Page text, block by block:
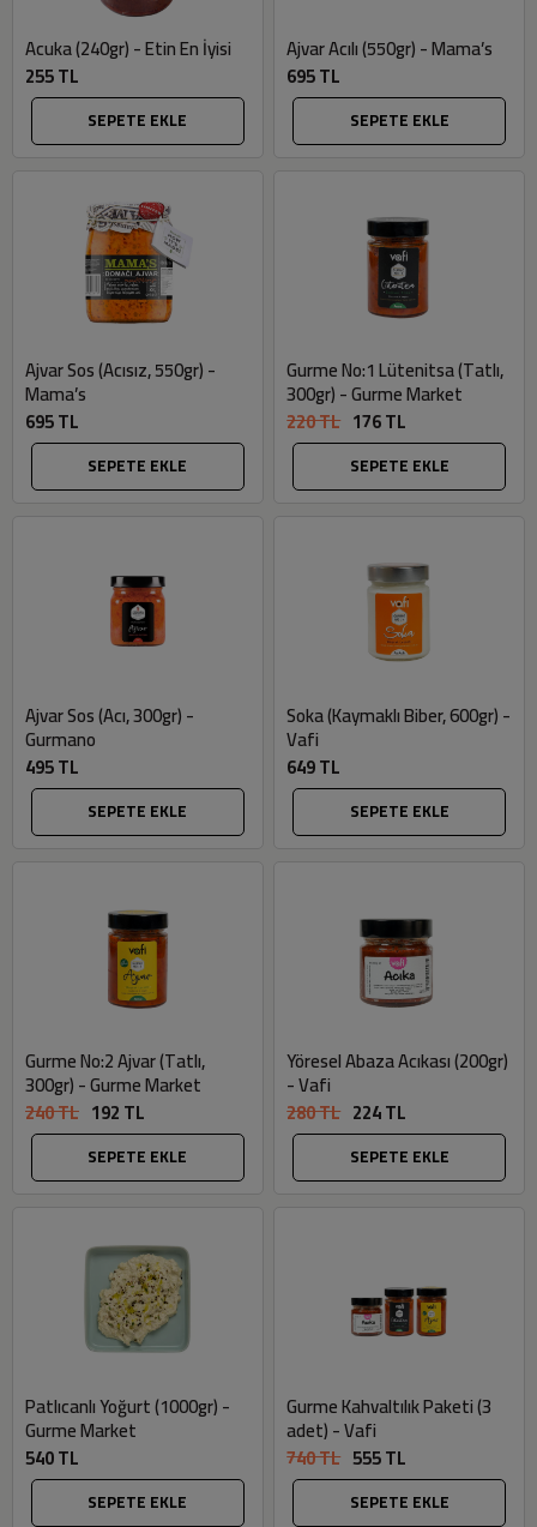
Acuka (240gr) - Etin En İyisi
255 TL
SEPETE EKLE
Ajvar Acılı (550gr) - Mama’s
695 TL
SEPETE EKLE
Ajvar Sos (Acısız, 550gr) -
Mama’s
695 TL
SEPETE EKLE
Gurme No:1 Lütenitsa (Tatlı,
300gr) - Gurme Market
220 TL 176 TL
SEPETE EKLE
Ajvar Sos (Acı, 300gr) -
Gurmano
495 TL
SEPETE EKLE
Soka (Kaymaklı Biber, 600gr) -
Vafi
649 TL
SEPETE EKLE
Gurme No:2 Ajvar (Tatlı,
300gr) - Gurme Market
240 TL 192 TL
SEPETE EKLE
Yöresel Abaza Acıkası (200gr)
- Vafi
280 TL 224 TL
SEPETE EKLE
Patlıcanlı Yoğurt (1000gr) -
Gurme Market
540 TL
SEPETE EKLE
Gurme Kahvaltılık Paketi (3
adet) - Vafi
740 TL 555 TL
SEPETE EKLE